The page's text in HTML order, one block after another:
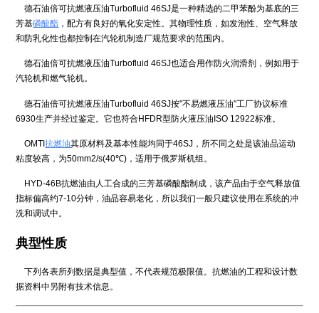
德石油倍可抗燃液压油Turbofluid 46SJ是一种精选的二甲苯酚为基底的三
芳基磷酸酯 ，配方有良好的氧化安定性。其物理性质，如发泡性、空气释放
和防乳化性也都控制在汽轮机制造厂规范要求的范围内。
德石油倍可抗燃液压油Turbofluid 46SJ也适合用作防火润滑剂，例如用于
汽轮机和燃气轮机。
德石油倍可抗燃液压油Turbofluid 46SJ按"不易燃液压油"工厂协议标准
6930生产并经过鉴定。它也符合HFDR型防火液压油ISO 12922标准。
OMTI抗燃油其原材料及基本性能均同于46SJ，所不同之处是该油品运动
粘度较高，为50mm2/s(40℃)，适用于俄罗斯机组。
HYD-46B抗燃油由人工合成的三芳基磷酸酯制成，该产品由于空气释放值
指标偏高约7-10分钟，油品容易老化，所以我们一般只建议使用在系统的冲
洗和调试中。
典型性质
下列各表所列数据是典型值，不代表规范极限值。抗燃油的工程和设计数
据资料中另附有技术信息。